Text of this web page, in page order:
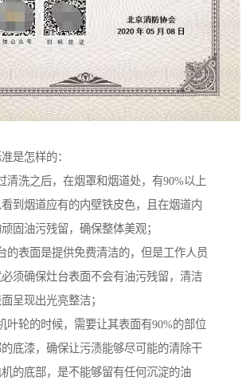
是怎样的：
清洗之后，在烟罩和烟道处，有90%以上
到烟道应有的内壁铁皮色，且在烟道内
固油污残留，确保整体美观；
的表面是提供免费清洁的，但是工作人员
须确保灶台表面不会有油污残留，清洁
呈现出光亮整洁；
叶轮的时候，需要让其表面有90%的部位
底漆，确保让污渍能够尽可能的清除干
的底部，是不能够留有任何沉淀的油